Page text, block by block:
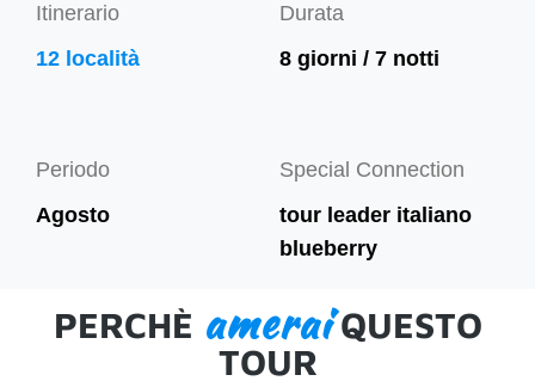
Itinerario
12 località
Durata
8 giorni / 7 notti
Periodo
Agosto
Special Connection
tour leader italiano
blueberry
PERCHÈ ameraiQUESTO
TOUR